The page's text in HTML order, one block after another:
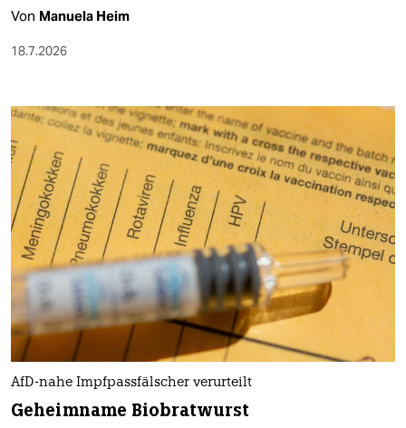
Von Manuela Heim
18.7.2026
AfD-nahe Impfpassfälscher verurteilt
Geheimname Biobratwurst